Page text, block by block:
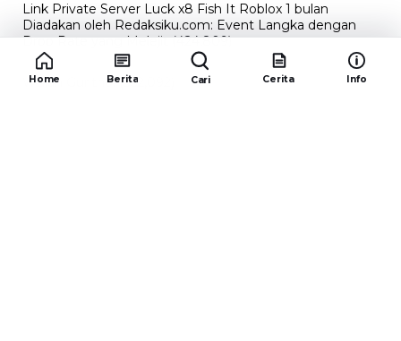
Link Private Server Luck x8 Fish It Roblox 1 bulan
Diadakan oleh Redaksiku.com: Event Langka dengan
Drop Rate yang Melejit (424,809)
10 Film Indonesia Tayang November 2024, Ada Film
Wulan Guritno! (352,092)
Home Berita Cari Cerita Info